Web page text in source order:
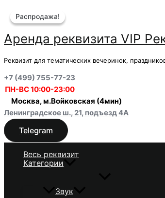
содержимому
Аренда реквизита VIP
Реквизит для тематических вечеринок,
+7 (499) 755-77-23
ПН-ВС 10:00-23:00
Москва, м.Войковская (4мин)
Ленинградское ш., 21, подъезд 4А
Telegram
Весь реквизит
Категории
Звук
Распродажа!
Распродажа!